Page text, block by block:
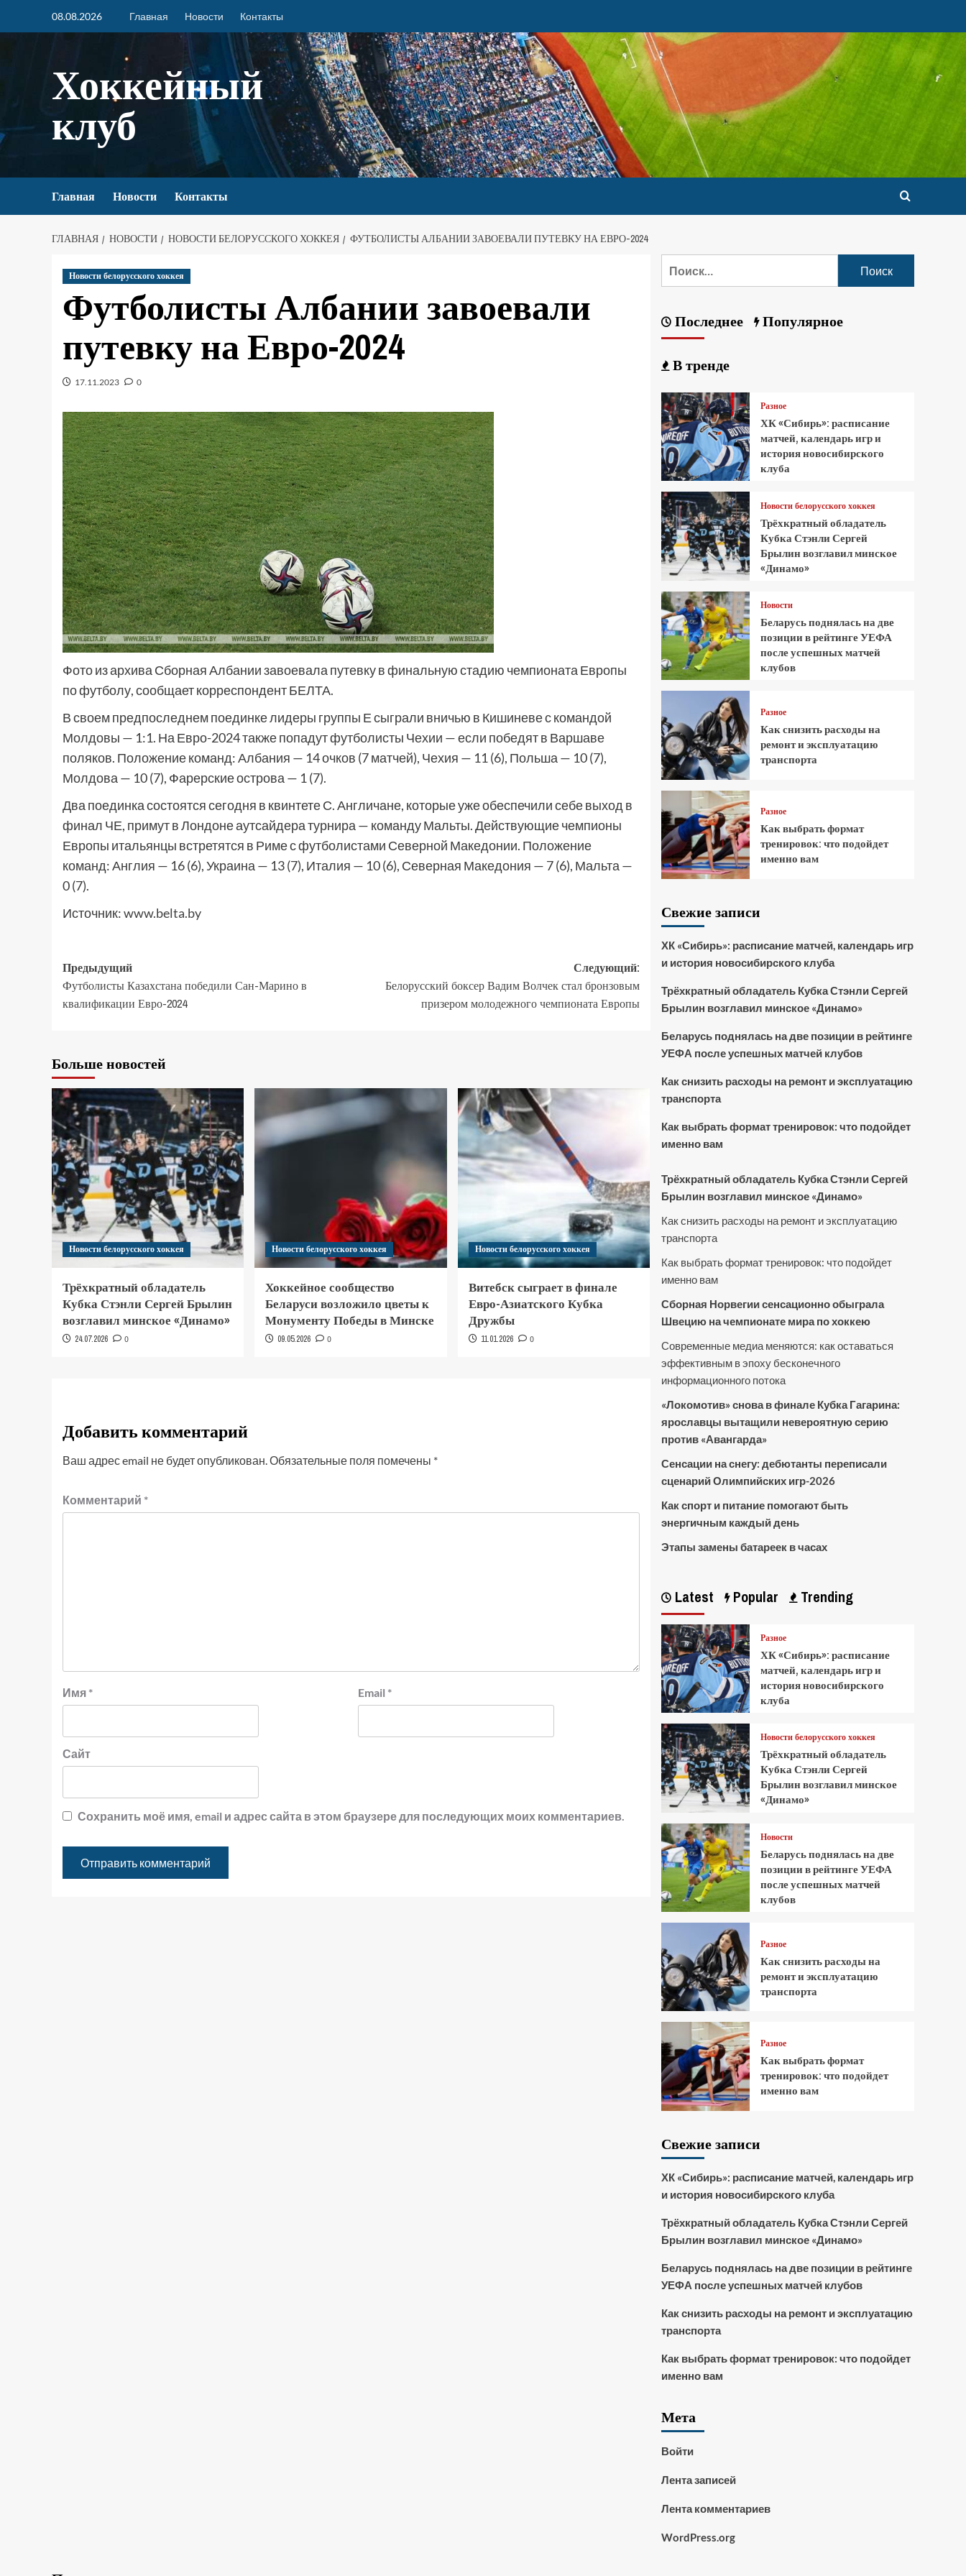
08.08.2026 Главная Новости Контакты
Хоккейный
клуб
Главная Новости Контакты
ГЛАВНАЯ НОВОСТИ НОВОСТИ БЕЛОРУССКОГО ХОККЕЯ ФУТБОЛИСТЫ АЛБАНИИ ЗАВОЕВАЛИ ПУТЕВКУ НА ЕВРО-2024
Новости белорусского хоккея
Футболисты Албании завоевали
путевку на Евро-2024
17.11.2023 0
Фото из архива Сборная Албании завоевала путевку в финальную стадию чемпионата Европы
по футболу, сообщает корреспондент БЕЛТА.
В своем предпоследнем поединке лидеры группы Е сыграли вничью в Кишиневе с командой
Молдовы — 1:1. На Евро-2024 также попадут футболисты Чехии — если победят в Варшаве
поляков. Положение команд: Албания — 14 очков (7 матчей), Чехия — 11 (6), Польша — 10 (7),
Молдова — 10 (7), Фарерские острова — 1 (7).
Два поединка состоятся сегодня в квинтете С. Англичане, которые уже обеспечили себе выход в
финал ЧЕ, примут в Лондоне аутсайдера турнира — команду Мальты. Действующие чемпионы
Европы итальянцы встретятся в Риме с футболистами Северной Македонии. Положение
команд: Англия — 16 (6), Украина — 13 (7), Италия — 10 (6), Северная Македония — 7 (6), Мальта —
0 (7).
Источник:www.belta.by
Предыдущий
Футболисты Казахстана победили Сан-Марино в
квалификации Евро-2024
Следующий:
Белорусский боксер Вадим Волчек стал бронзовым
призером молодежного чемпионата Европы
Больше новостей
Новости белорусского хоккея
Трёхкратный обладатель
Кубка Стэнли Сергей Брылин
возглавил минское «Динамо»
24.07.2026 0
Новости белорусского хоккея
Хоккейное сообщество
Беларуси возложило цветы к
Монументу Победы в Минске
09.05.2026 0
Новости белорусского хоккея
Витебск сыграет в финале
Евро-Азиатского Кубка
Дружбы
11.01.2026 0
Добавить комментарий
Ваш адрес email не будет опубликован.Обязательные поля помечены *
Комментарий *
Имя * Email *
Сайт
Сохранить моё имя, email и адрес сайта в этом браузере для последующих моих комментариев.
Последнее Популярное
В тренде
Разное
ХК «Сибирь»: расписание
матчей, календарь игр и
история новосибирского
клуба
Новости белорусского хоккея
Трёхкратный обладатель
Кубка Стэнли Сергей
Брылин возглавил минское
«Динамо»
Новости
Беларусь поднялась на две
позиции в рейтинге УЕФА
после успешных матчей
клубов
Разное
Как снизить расходы на
ремонт и эксплуатацию
транспорта
Разное
Как выбрать формат
тренировок: что подойдет
именно вам
Свежие записи
ХК «Сибирь»: расписание матчей, календарь игр
и история новосибирского клуба
Трёхкратный обладатель Кубка Стэнли Сергей
Брылин возглавил минское «Динамо»
Беларусь поднялась на две позиции в рейтинге
УЕФА после успешных матчей клубов
Как снизить расходы на ремонт и эксплуатацию
транспорта
Как выбрать формат тренировок: что подойдет
именно вам
Трёхкратный обладатель Кубка Стэнли Сергей
Брылин возглавил минское «Динамо»
Как снизить расходы на ремонт и эксплуатацию
транспорта
Как выбрать формат тренировок: что подойдет
именно вам
Сборная Норвегии сенсационно обыграла
Швецию на чемпионате мира по хоккею
Современные медиа меняются: как оставаться
эффективным в эпоху бесконечного
информационного потока
«Локомотив» снова в финале Кубка Гагарина:
ярославцы вытащили невероятную серию
против «Авангарда»
Сенсации на снегу: дебютанты переписали
сценарий Олимпийских игр-2026
Как спорт и питание помогают быть
энергичным каждый день
Этапы замены батареек в часах
Latest Popular Trending
Разное
ХК «Сибирь»: расписание
матчей, календарь игр и
история новосибирского
клуба
Новости белорусского хоккея
Трёхкратный обладатель
Кубка Стэнли Сергей
Брылин возглавил минское
«Динамо»
Новости
Беларусь поднялась на две
позиции в рейтинге УЕФА
после успешных матчей
клубов
Разное
Как снизить расходы на
ремонт и эксплуатацию
транспорта
Разное
Как выбрать формат
тренировок: что подойдет
именно вам
Свежие записи
ХК «Сибирь»: расписание матчей, календарь игр
и история новосибирского клуба
Трёхкратный обладатель Кубка Стэнли Сергей
Брылин возглавил минское «Динамо»
Беларусь поднялась на две позиции в рейтинге
УЕФА после успешных матчей клубов
Как снизить расходы на ремонт и эксплуатацию
транспорта
Как выбрать формат тренировок: что подойдет
именно вам
Мета
Войти
Лента записей
Лента комментариев
WordPress.org